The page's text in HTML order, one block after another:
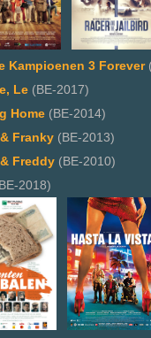
Kampioenen 3 Forever
Le (BE-2017)
Home (BE-2014)
Franky (BE-2013)
Freddy (BE-2010)
2018)